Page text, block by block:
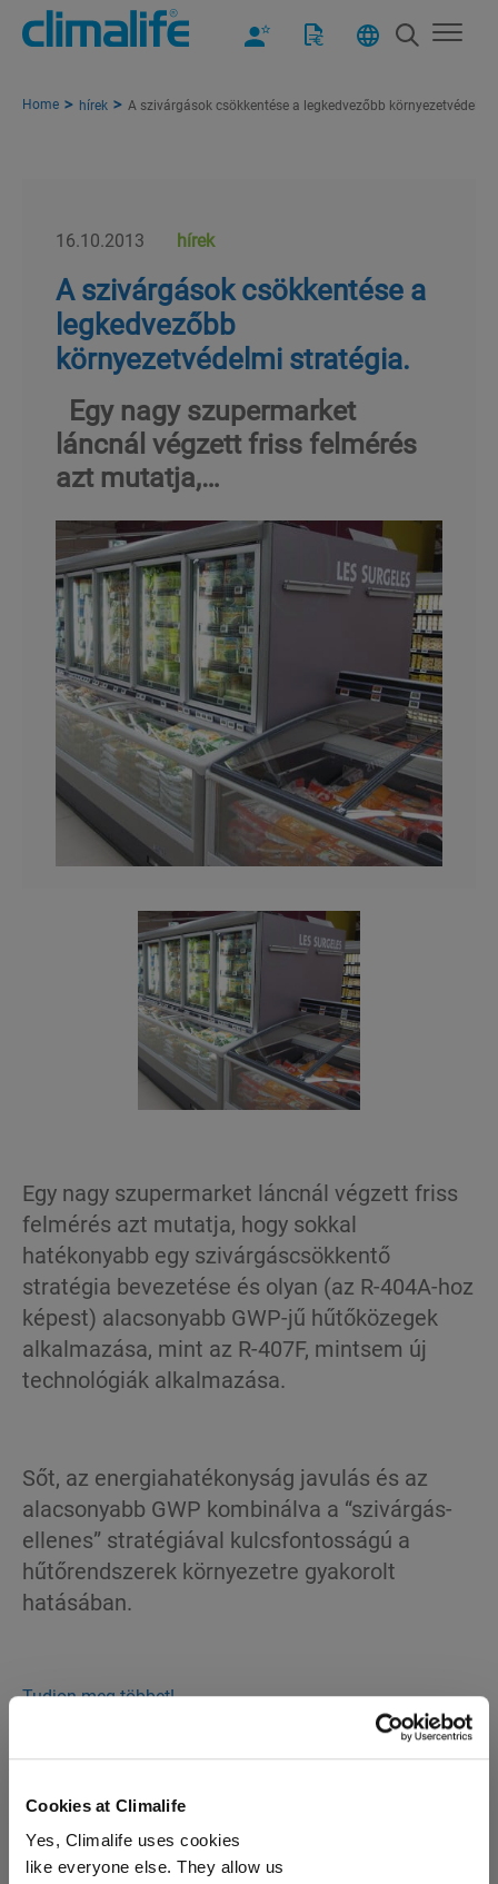
Cookies at Climalife
Yes, Climalife uses cookies
like everyone else. They allow us
Home hírek A szivárgások csökkentése a legkedvezőbb
16.10.2013 hírek
A szivárgások csökkentése a
legkedvezőbb
környezetvédelmi stratégia.
Egy nagy szupermarket
láncnál végzett friss felmérés
azt mutatja,…
Egy nagy szupermarket láncnál végzett friss
felmérés azt mutatja, hogy sokkal
hatékonyabb egy szivárgáscsökkentő
stratégia bevezetése és olyan (az R-404A-hoz
képest) alacsonyabb GWP-jű hűtőközegek
alkalmazása, mint az R-407F, mintsem új
technológiák alkalmazása.
Sőt, az energiahatékonyság javulás és az
alacsonyabb GWP kombinálva a “szivárgás-
ellenes” stratégiával kulcsfontosságú a
hűtőrendszerek környezetre gyakorolt
hatásában.
Tudjon meg többet!
Fedezze fel